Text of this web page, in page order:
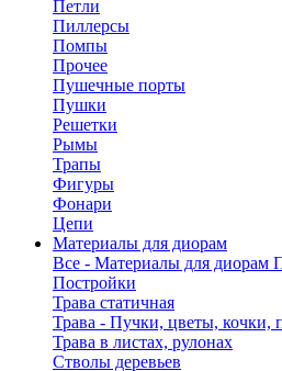
Петли
Пиллерсы
Помпы
Прочее
Пушечные порты
Пушки
Решетки
Рымы
Трапы
Фигуры
Фонари
Цепи
Материалы для диорам
Все - Материалы для диорам
Постройки
Трава статичная
Трава - Пучки, цветы, кочки,
Трава в листах, рулонах
Стволы деревьев